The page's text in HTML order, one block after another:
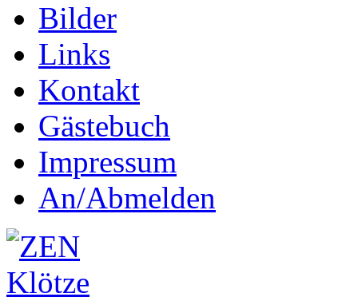
Bilder
Links
Kontakt
Gästebuch
Impressum
An/Abmelden